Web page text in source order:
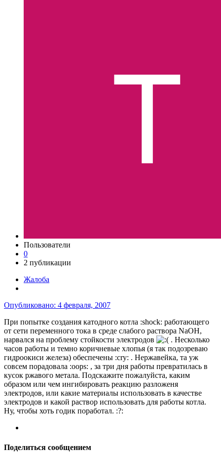
Пользователи
0
2 публикации
Жалоба
Опубликовано: 4 февраля, 2007
При попытке создания катодного котла :shock: работающего
от сети переменного тока в среде слабого раствора NaOH,
нарвался на проблему стойкости электродов
. Несколько
часов работы и темно коричневые хлопья (я так подозреваю
гидроокиси железа) обеспечены :cry: . Нержавейка, та уж
совсем порадовала :oops: , за три дня работы превратилась в
кусок ржавого метала. Подскажите пожалуйста, каким
образом или чем ингибировать реакцию разложеня
электродов, или какие материалы использовать в качестве
электродов и какой раствор использовать для работы котла.
Ну, чтобы хоть годик поработал. :?:
Поделиться сообщением